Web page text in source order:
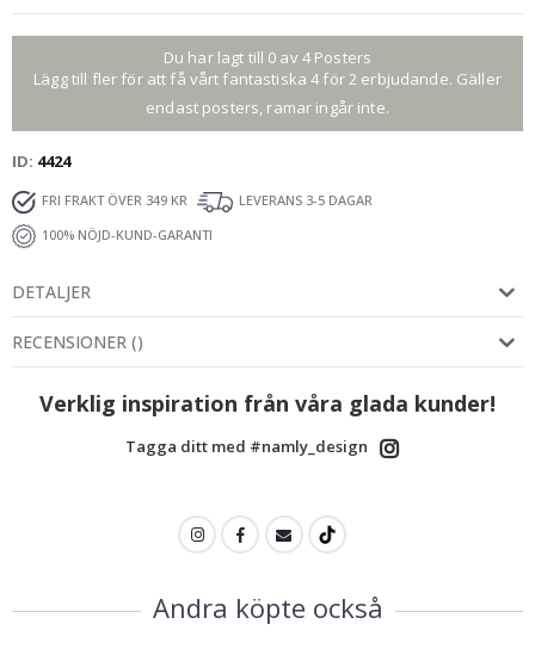
Du har lagt till 0 av 4 Posters
Lägg till fler för att få vårt fantastiska 4 för 2 erbjudande. Gäller
endast posters, ramar ingår inte.
ID 4424
FRI FRAKT ÖVER 349 KR
LEVERANS 3-5 DAGAR
100% NÖJD-KUND-GARANTI
DETALJER
RECENSIONER ()
Verklig inspiration från våra glada kunder!
Tagga ditt med #namly_design
Andra köpte också